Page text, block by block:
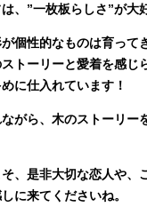
、”一枚板らしさ”が大
個性的なものは育って
トーリーと愛着を感じ
に仕入れています！
がら、木のストーリー
、是非大切な恋人や、
に来てくださいね。